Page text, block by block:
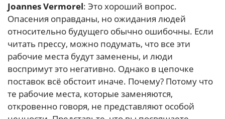
Joannes Vermorel: Это хороший вопрос.
Опасения оправданы, но ожидания людей
относительно будущего обычно ошибочны. Если
читать прессу, можно подумать, что все эти
рабочие места будут заменены, и люди
воспримут это негативно. Однако в цепочке
поставок всё обстоит иначе. Почему? Потому что
те рабочие места, которые заменяются,
откровенно говоря, не представляют особой